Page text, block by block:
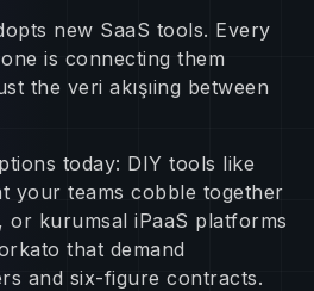
new SaaS tools. Every
is connecting them
the veri akışıing between
today: DIY tools like
your teams cobble together
kurumsal iPaaS platforms
that demand
and six-figure contracts.